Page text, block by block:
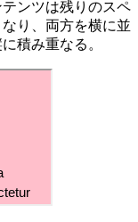
ンツは残りのスペ
り、両方を横に並
積み重なる。